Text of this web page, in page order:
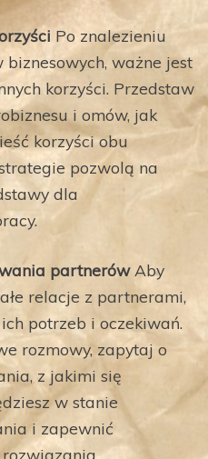
Po znalezieniu
ważne jest
korzyści. Przedstaw
i omów, jak
korzyści obu
pozwolą na
dla
partnerówAby
relacje z partnerami,
potrzeb i oczekiwań.
rozmowy, zapytaj o
z jakimi się
w stanie
i zapewnić